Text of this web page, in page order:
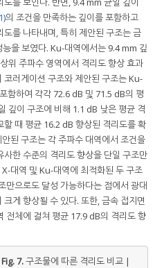
의 조건을 만족하는 깊이를 포함하고
를 나타내며, 특히 제안된 구조는 금
을 보였다. Ku-대역에서는 9.4 mm 깊
위 주파수 영역에서 격리도 향상 효과
러게이션 구조와 제안된 구조는 Ku-
함하여 각각 72.6 dB 및 71.5 dB의 평
깊이 구조에 비해 1.1 dB 낮은 평균 격
때 평균 16.2 dB 향상된 격리도를 확
된 구조는 각 주파수 대역에서 조건을
한 수준의 격리도 향상을 단일 구조만
대역 및 Ku-대역에 최적화된 두 구조
만으로도 달성 가능하다는 점에서 광대
게 향상될 수 있다. 또한, 금속 접지면
전체에 걸쳐 평균 17.9 dB의 격리도 향
7.구조물에 따른 격리도 비교 |